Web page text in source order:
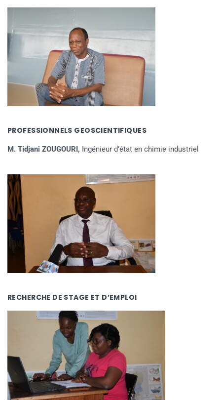
PROFESSIONNELS GEOSCIENTIFIQUES
M. Tidjani ZOUGOURI, Ingénieur d’état en chimie industriel
RECHERCHE DE STAGE ET D’EMPLOI